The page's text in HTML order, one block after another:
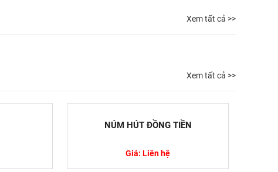
Xem tất cả >>
Xem tất cả >>
NÚM HÚT ĐỒNG TIỀN
Giá: Liên hệ